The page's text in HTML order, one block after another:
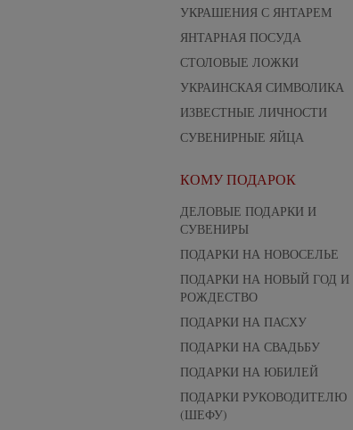
УКРАШЕНИЯ С ЯНТАРЕМ
ЯНТАРНАЯ ПОСУДА
СТОЛОВЫЕ ЛОЖКИ
УКРАИНСКАЯ СИМВОЛИКА
ИЗВЕСТНЫЕ ЛИЧНОСТИ
СУВЕНИРНЫЕ ЯЙЦА
КОМУ ПОДАРОК
ДЕЛОВЫЕ ПОДАРКИ И
СУВЕНИРЫ
ПОДАРКИ НА НОВОСЕЛЬЕ
ПОДАРКИ НА НОВЫЙ ГОД И
РОЖДЕСТВО
ПОДАРКИ НА ПАСХУ
ПОДАРКИ НА СВАДЬБУ
ПОДАРКИ НА ЮБИЛЕЙ
ПОДАРКИ РУКОВОДИТЕЛЮ
(ШЕФУ)